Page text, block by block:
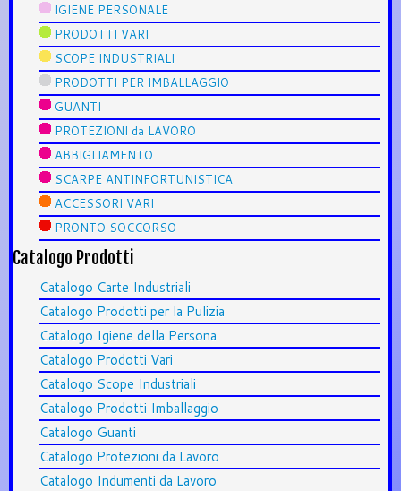
IGIENE PERSONALE
PRODOTTI VARI
SCOPE INDUSTRIALI
PRODOTTI PER IMBALLAGGIO
GUANTI
PROTEZIONI da LAVORO
ABBIGLIAMENTO
SCARPE ANTINFORTUNISTICA
ACCESSORI VARI
PRONTO SOCCORSO
Catalogo Prodotti
Catalogo Carte Industriali
Catalogo Prodotti per la Pulizia
Catalogo Igiene della Persona
Catalogo Prodotti Vari
Catalogo Scope Industriali
Catalogo Prodotti Imballaggio
Catalogo Guanti
Catalogo Protezioni da Lavoro
Catalogo Indumenti da Lavoro